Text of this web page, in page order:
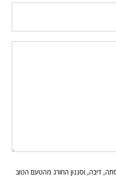
דיבה, וסגנון החורג מהטעם הטוב